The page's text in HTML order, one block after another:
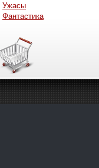
Ужасы
Фантастика